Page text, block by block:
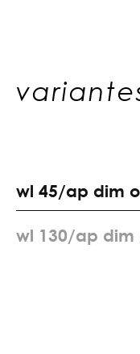
wl 45/ap dim o
wl 130/ap dim